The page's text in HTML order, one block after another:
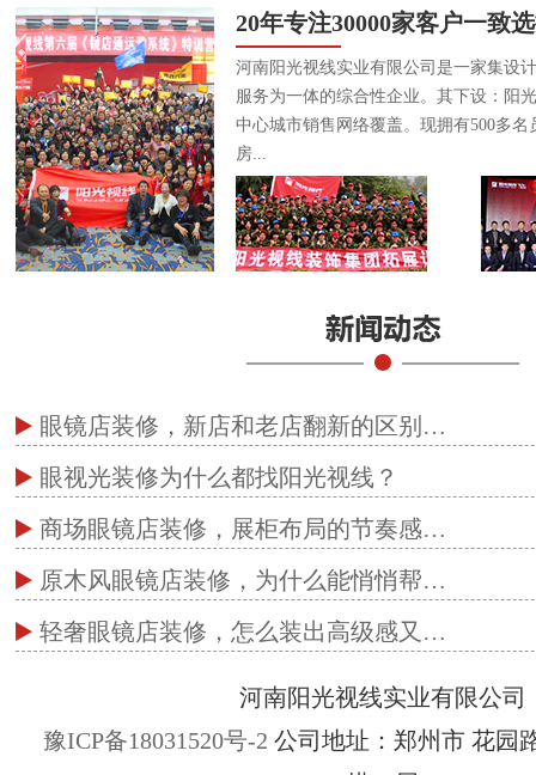
20年专注30000家客户一致
河南阳光视线实业有限公司是一家集设
服务为一体的综合性企业。其下设：阳
中心城市销售网络覆盖。现拥有500多
房...
眼镜店装修，新店和老店翻新的区别…
眼视光装修为什么都找阳光视线？
商场眼镜店装修，展柜布局的节奏感…
原木风眼镜店装修，为什么能悄悄帮…
轻奢眼镜店装修，怎么装出高级感又…
河南阳光视线实业有限公司
豫ICP备18031520号-2 公司地址：郑州市 花园